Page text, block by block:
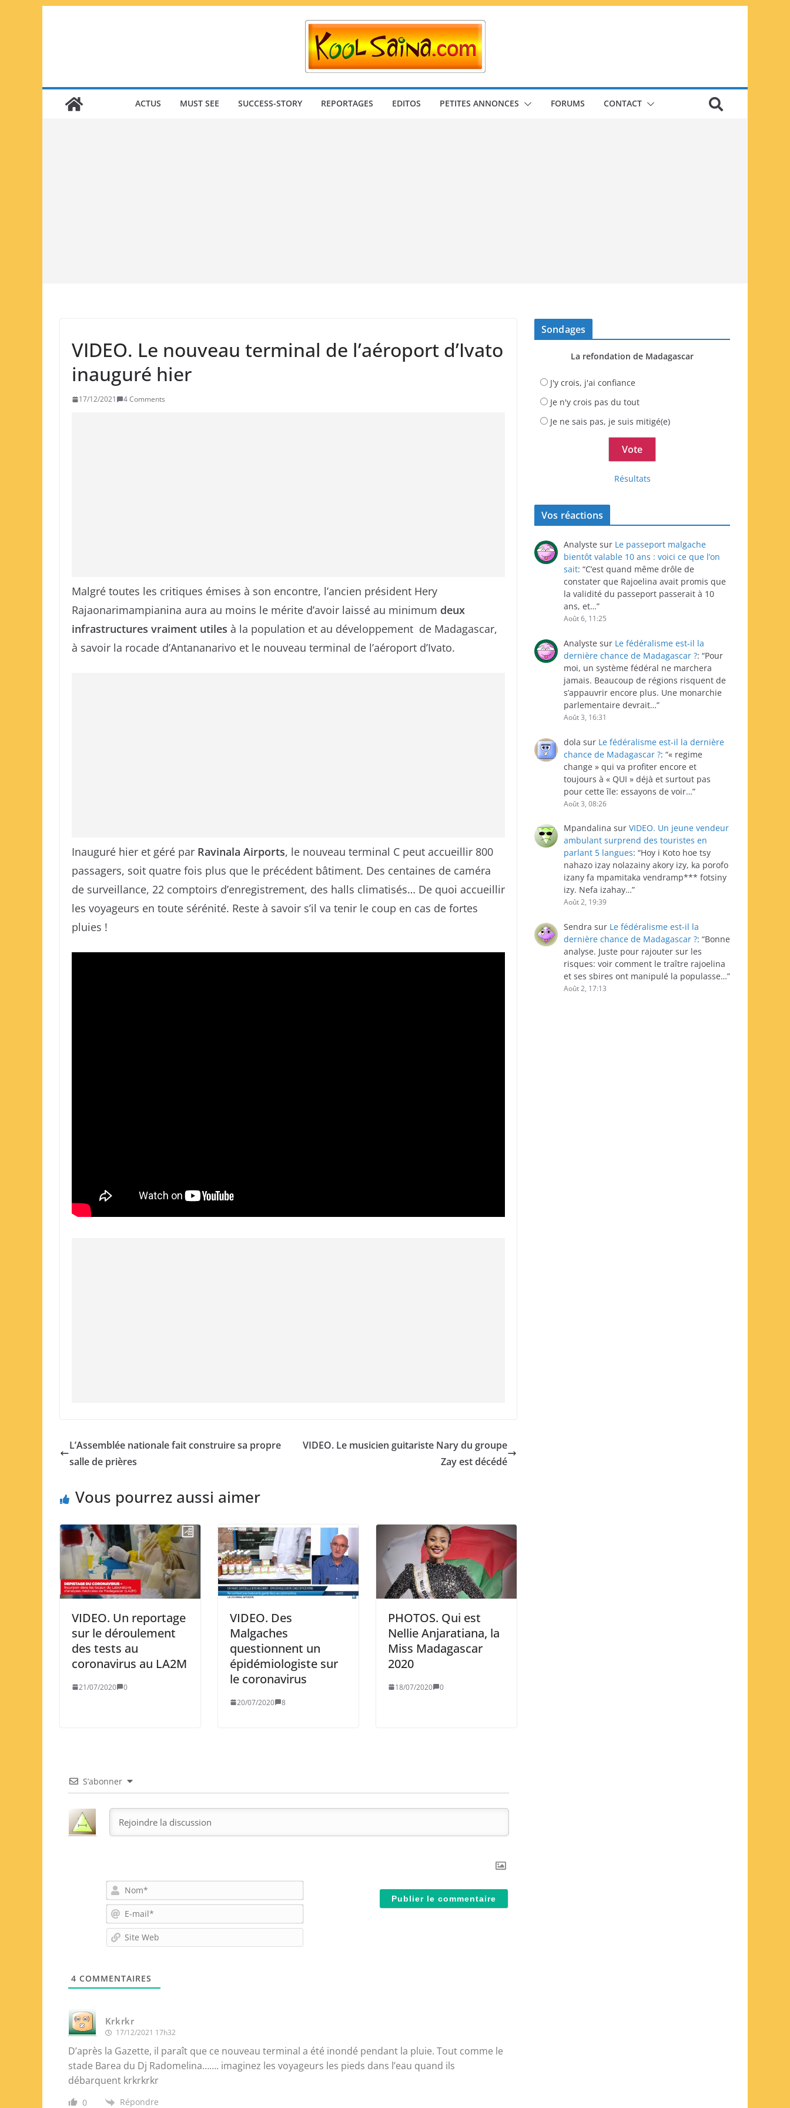
ACTUS MUST SEE SUCCESS-STORY REPORTAGES EDITOS PETITES ANNONCES FORUMS CONTACT
VIDEO. Le nouveau terminal de l’aéroport d’Ivato
inauguré hier
17/12/2021 4 Comments
Malgré toutes les critiques émises à son encontre, l’ancien président Hery
Rajaonarimampianina aura au moins le mérite d’avoir laissé au minimum deux
infrastructures vraiment utiles à la population et au développement de Madagascar,
à savoir la rocade d’Antananarivo et le nouveau terminal de l’aéroport d’Ivato.
Inauguré hier et géré par Ravinala Airports, le nouveau terminal C peut accueillir 800
passagers, soit quatre fois plus que le précédent bâtiment. Des centaines de caméra
de surveillance, 22 comptoirs d’enregistrement, des halls climatisés… De quoi accueillir
les voyageurs en toute sérénité. Reste à savoir s’il va tenir le coup en cas de fortes
pluies !
L’Assemblée nationale fait construire sa propre
salle de prières
VIDEO. Le musicien guitariste Nary du groupe
Zay est décédé
Vous pourrez aussi aimer
VIDEO. Un reportage
sur le déroulement
des tests au
coronavirus au LA2M
21/07/2020 0
VIDEO. Des
Malgaches
questionnent un
épidémiologiste sur
le coronavirus
20/07/2020 8
PHOTOS. Qui est
Nellie Anjaratiana, la
Miss Madagascar
2020
18/07/2020 0
S’abonner
N
o
*
E
-
ai
4 COMMENTAIRES
Krkrkr
17/12/2021 17h32
D’après la Gazette, il paraît que ce nouveau terminal a été inondé pendant la pluie. Tout comme le
stade Barea du Dj Radomelina……. imaginez les voyageurs les pieds dans l’eau quand ils
débarquent krkrkrkr
0 Répondre
Sondages
La refondation de Madagascar
J'y crois, j'ai confiance
Je n'y crois pas du tout
Je ne sais pas, je suis mitigé(e)
Résultats
Vos réactions
Analyste sur Le passeport malgache
bientôt valable 10 ans : voici ce que l’on
sait: “C’est quand même drôle de
constater que Rajoelina avait promis que
la validité du passeport passerait à 10
ans, et…”
Août 6, 11:25
Analyste sur Le fédéralisme est-il la
dernière chance de Madagascar ?: “Pour
moi, un système fédéral ne marchera
jamais. Beaucoup de régions risquent de
s’appauvrir encore plus. Une monarchie
parlementaire devrait…”
Août 3, 16:31
dola sur Le fédéralisme est-il la dernière
chance de Madagascar ?: “« regime
change » qui va profiter encore et
toujours à « QUI » déjà et surtout pas
pour cette île: essayons de voir…”
Août 3, 08:26
Mpandalina sur VIDEO. Un jeune vendeur
ambulant surprend des touristes en
parlant 5 langues: “Hoy i Koto hoe tsy
nahazo izay nolazainy akory izy, ka porofo
izany fa mpamitaka vendramp*** fotsiny
izy. Nefa izahay…”
Août 2, 19:39
Sendra sur Le fédéralisme est-il la
dernière chance de Madagascar ?: “Bonne
analyse. Juste pour rajouter sur les
risques: voir comment le traître rajoelina
et ses sbires ont manipulé la populasse…”
Août 2, 17:13